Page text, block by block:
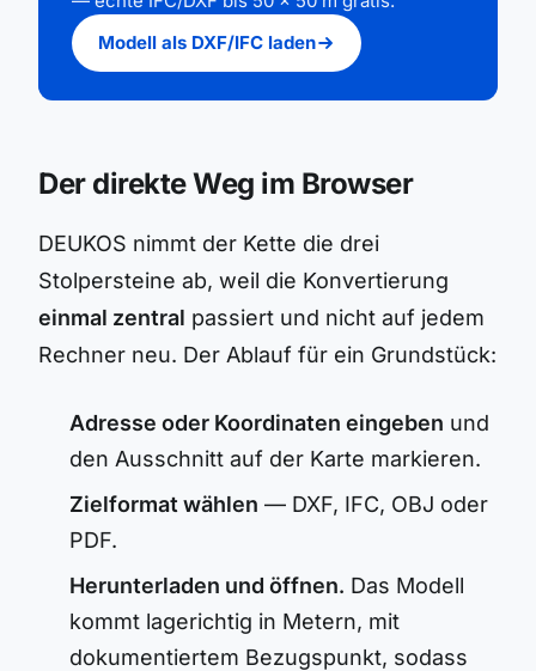
Modell als DXF/IFC laden
Der direkte Weg im Browser
DEUKOS nimmt der Kette die drei
Stolpersteine ab, weil die Konvertierung
einmal zentral passiert und nicht auf jedem
Rechner neu. Der Ablauf für ein Grundstück:
Adresse oder Koordinaten eingeben und
den Ausschnitt auf der Karte markieren.
Zielformat wählen — DXF, IFC, OBJ oder
PDF.
Herunterladen und öffnen. Das Modell
kommt lagerichtig in Metern, mit
dokumentiertem Bezugspunkt, sodass